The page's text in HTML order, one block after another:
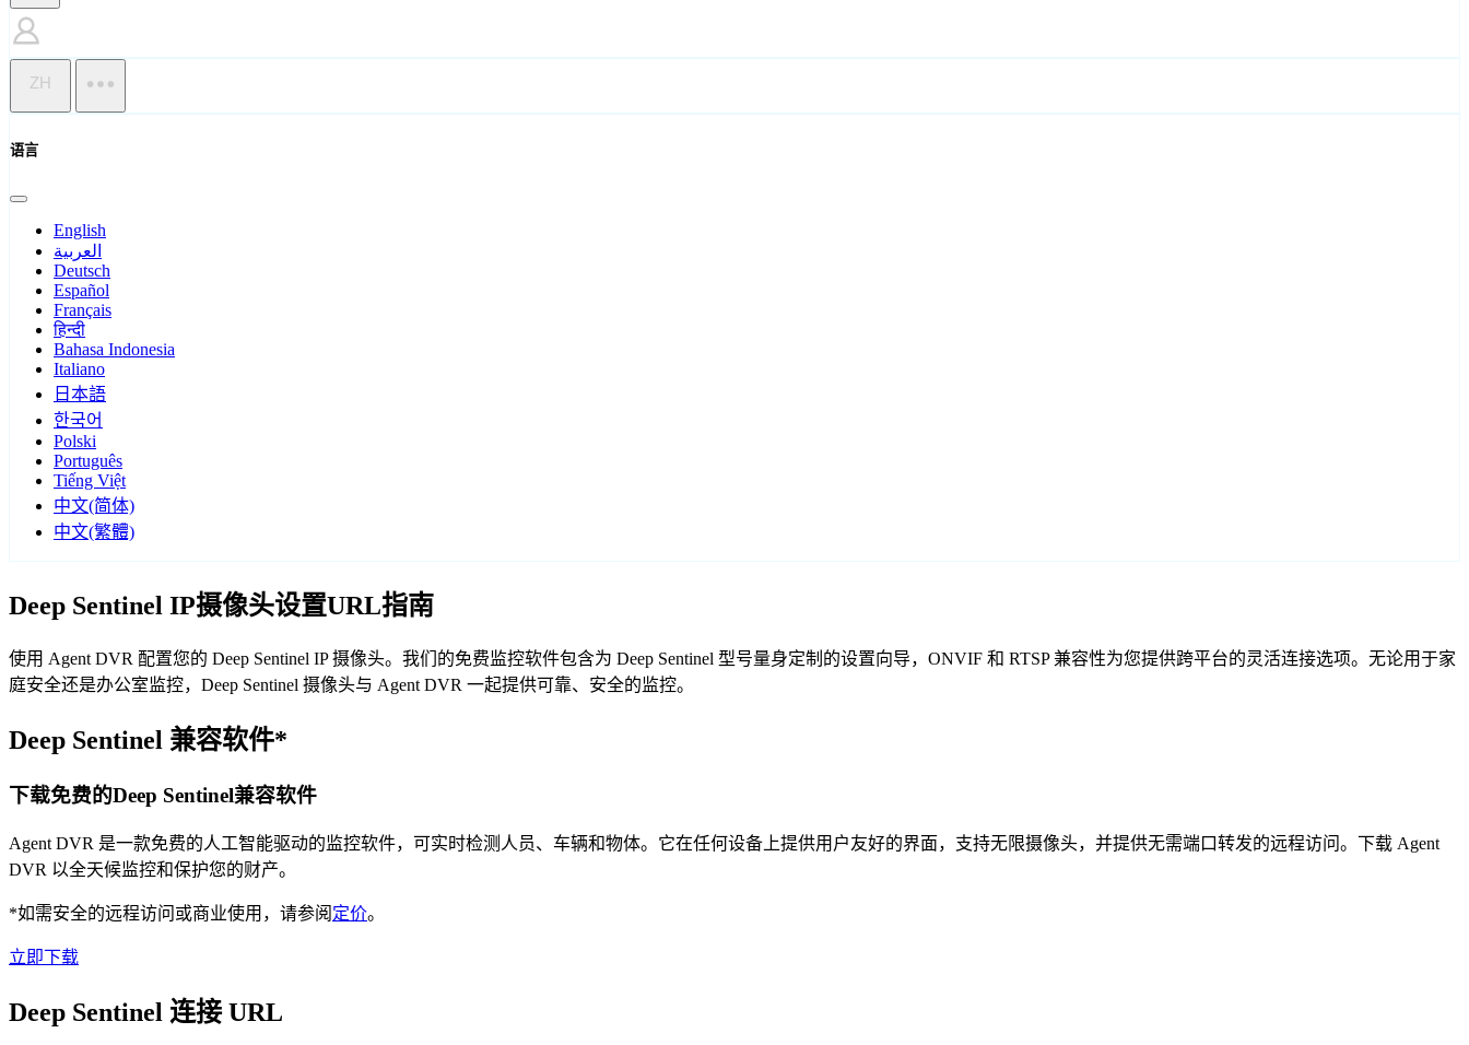
ZH
语言
English
العربية
Deutsch
Español
Français
हिन्दी
Bahasa Indonesia
Italiano
日本語
한국어
Polski
Português
Tiếng Việt
中文(简体)
中文(繁體)
Deep Sentinel IP摄像头设置URL指南
使用 Agent DVR 配置您的 Deep Sentinel IP 摄像头。我们的免费监控软件包含为 Deep Sentinel 型号量身定制的设置向导，ONVIF 和 RTSP 兼容性为您提供跨平台的灵活连接选项。无论用于家
庭安全还是办公室监控，Deep Sentinel 摄像头与 Agent DVR 一起提供可靠、安全的监控。
Deep Sentinel 兼容软件*
下载免费的Deep Sentinel兼容软件
Agent DVR 是一款免费的人工智能驱动的监控软件，可实时检测人员、车辆和物体。它在任何设备上提供用户友好的界面，支持无限摄像头，并提供无需端口转发的远程访问。下载 Agent
DVR 以全天候监控和保护您的财产。
*如需安全的远程访问或商业使用，请参阅 定价。
立即下载
Deep Sentinel 连接 URL